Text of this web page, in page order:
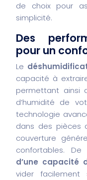
de choix pour
simplicité.
Des
pour un
Le
capacité à
permettant ainsi
d’humidité de
technologie
dans des pièces
couverture
confortables.
d’une capacité
vider facilement